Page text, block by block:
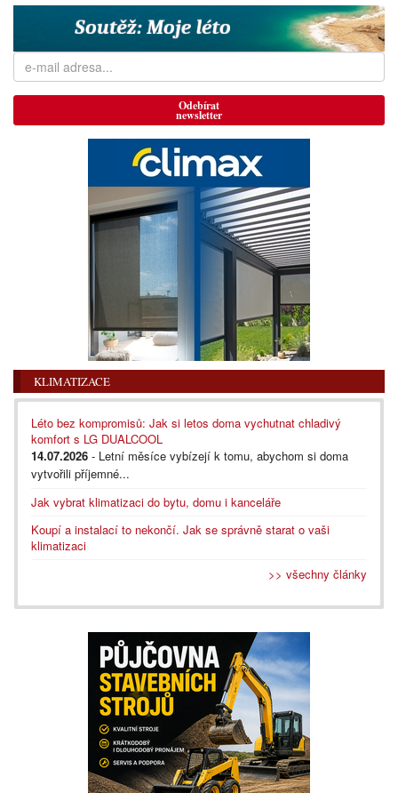
Odebírat
newsletter
KLIMATIZACE
Léto bez kompromisů: Jak si letos doma vychutnat chladivý
komfort s LG DUALCOOL
14.07.2026 - Letní měsíce vybízejí k tomu, abychom si doma
vytvořili příjemné...
Jak vybrat klimatizaci do bytu, domu i kanceláře
Koupí a instalací to nekončí. Jak se správně starat o vaši
klimatizaci
>> všechny články